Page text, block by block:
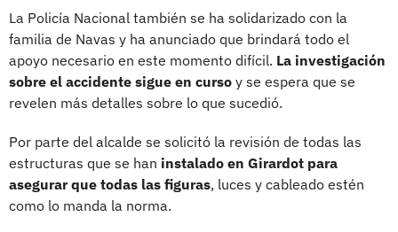
La Policía Nacional también se ha solidarizado con la
familia de Navas y ha anunciado que brindará todo el
apoyo necesario en este momento difícil. La investigación
sobre el accidente sigue en curso y se espera que se
revelen más detalles sobre lo que sucedió.
Por parte del alcalde se solicitó la revisión de todas las
estructuras que se han instalado en Girardot para
asegurar que todas las figuras, luces y cableado estén
como lo manda la norma.